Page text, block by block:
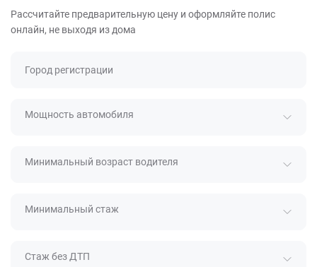
Рассчитайте предварительную цену и оформляйте полис
онлайн, не выходя из дома
Город регистрации
Мощность автомобиля
Минимальный возраст водителя
Минимальный стаж
Стаж без ДТП